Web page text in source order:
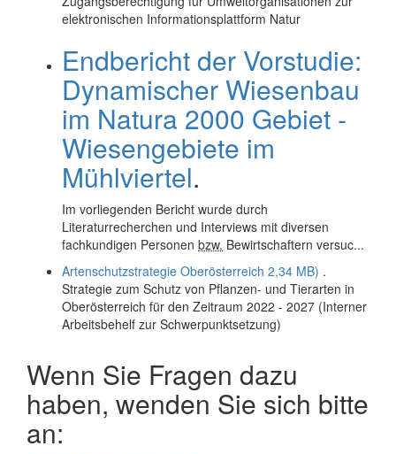
elektronischen Informationsplattform Natur
Endbericht der Vorstudie:
Dynamischer Wiesenbau
im Natura 2000 Gebiet -
Wiesengebiete im
Mühlviertel.
Im vorliegenden Bericht wurde durch
Literaturrecherchen und Interviews mit diversen
fachkundigen Personen bzw. Bewirtschaftern versuc...
Artenschutzstrategie Oberösterreich 2,34 MB) .
Strategie zum Schutz von Pflanzen- und Tierarten in
Oberösterreich für den Zeitraum 2022 - 2027 (Interner
Arbeitsbehelf zur Schwerpunktsetzung)
Wenn Sie Fragen dazu
haben, wenden Sie sich bitte
an: